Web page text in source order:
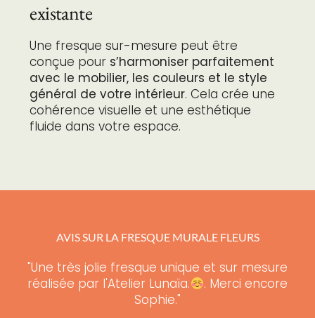
existante
Une fresque sur-mesure peut être
conçue pour s’harmoniser parfaitement
avec le mobilier, les couleurs et le style
général de votre intérieur. Cela crée une
cohérence visuelle et une esthétique
fluide dans votre espace.
AVIS SUR LA FRESQUE MURALE FLEURS
"Une très jolie fresque unique et sur mesure
réalisée par l'Atelier Lunaïa.
. Merci encore
Sophie."